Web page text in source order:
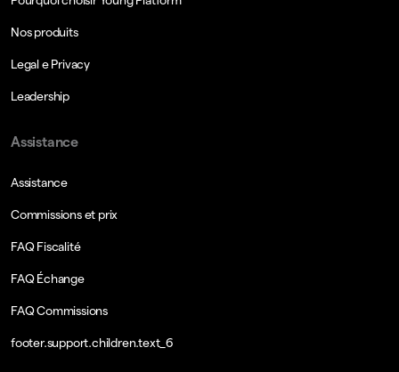
Nos produits
Legal e Privacy
Leadership
Assistance
Assistance
Commissions et prix
FAQ Fiscalité
FAQ Échange
FAQ Commissions
footer.support.children.text_6